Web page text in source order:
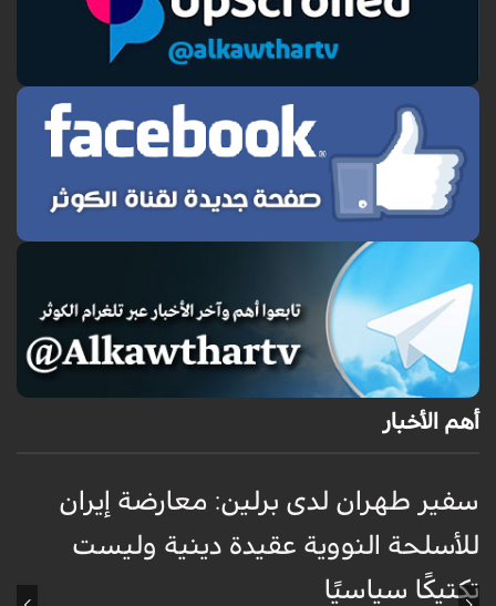
أهم الأخبار
سفير طهران لدى برلين: معارضة إيران
للأسلحة النووية عقيدة دينية وليست
تكتيكًا سياسيًا